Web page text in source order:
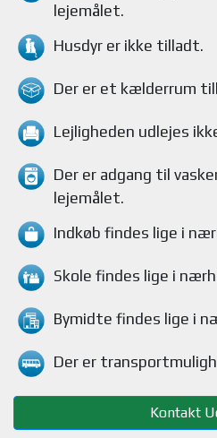
lejemålet.
Husdyr er ikke tilladt.
Der er et kælderrum
Lejligheden udlejes
Der er adgang til
lejemålet.
Indkøb findes lige i
Skole findes lige i
Bymidte findes lige i
Der er
Kontakt